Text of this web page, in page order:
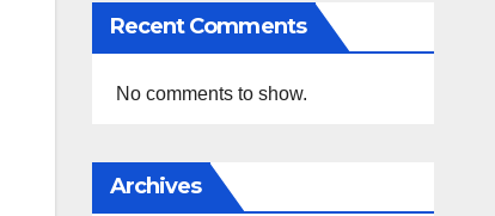
Recent Comments
No comments to show.
Archives